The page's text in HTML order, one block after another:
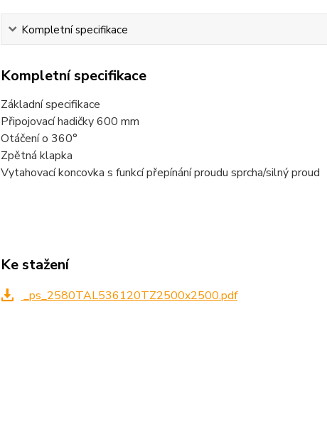
Kompletní specifikace
Kompletní specifikace
Základní specifikace
Připojovací hadičky 600 mm
Otáčení o 360°
Zpětná klapka
Vytahovací koncovka s funkcí přepínání proudu sprcha/silný proud
Ke stažení
_ps_2580TAL536120TZ2500x2500.pdf